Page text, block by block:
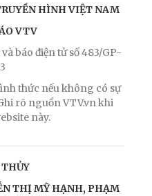
HÌNH VIỆT NAM
VTV
báo điện tử số 483/GP-
thức nếu không có sự
rõ nguồn VTV.vn khi
này.
THỊ MỸ HẠNH, PHẠM